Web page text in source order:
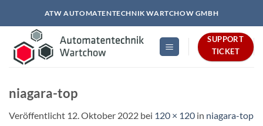
springen
ATW AUTOMATENTECHNIK WARTCHOW GMBH
SUPPORT
TICKET
niagara-top
Veröffentlicht 12. Oktober 2022 bei 120 × 120 in niagara-top